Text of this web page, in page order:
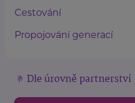
Cestování
Propojování generací
Dle úrovně partnerství